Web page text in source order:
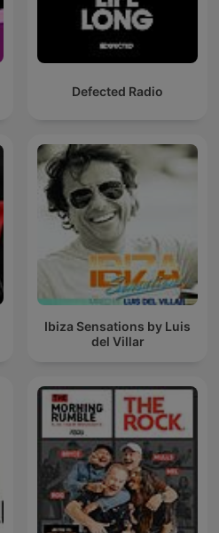
Defected Radio
Ibiza Sensations by Luis
del Villar